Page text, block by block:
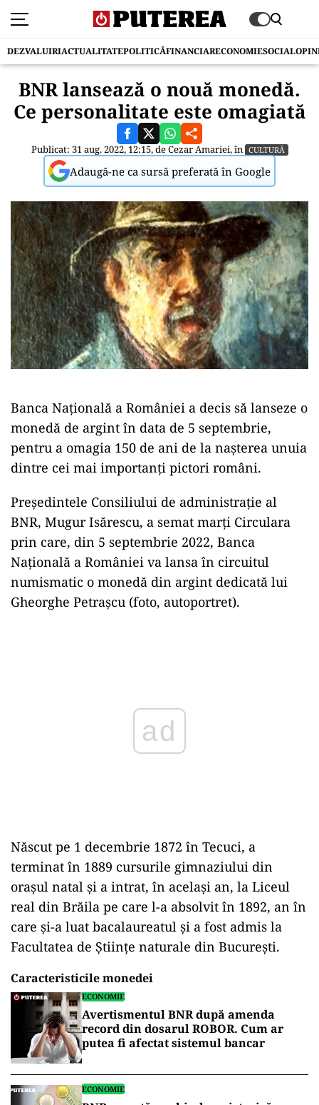
DEZVALUIRIACTUALITATEPOLITICĂFINANCIARECONOMIESOCIAL
BNR lansează o nouă monedă.
Ce personalitate este omagiată
Publicat: 31 aug. 2022, 12:15, deCezar Amariei, în CULTURĂ
Adaugă-ne ca sursă preferată în Google
Banca Națională a României a decis să lanseze o
monedă de argint în data de 5 septembrie,
pentru a omagia 150 de ani de la nașterea unuia
dintre cei mai importanți pictori români.
Președintele Consiliului de administrație al
BNR, Mugur Isărescu, a semat marți Circulara
prin care, din 5 septembrie 2022, Banca
Națională a României va lansa în circuitul
numismatic o monedă din argint dedicată lui
Gheorghe Petrașcu (foto, autoportret).
ad
Născut pe 1 decembrie 1872 în Tecuci, a
terminat în 1889 cursurile gimnaziului din
orașul natal și a intrat, în același an, la Liceul
real din Brăila pe care l-a absolvit în 1892, an în
care și-a luat bacalaureatul și a fost admis la
Facultatea de Științe naturale din București.
Caracteristicile monedei
ECONOMIE
Avertismentul BNR după amenda
record din dosarul ROBOR. Cum ar
putea fi afectat sistemul bancar
ECONOMIE